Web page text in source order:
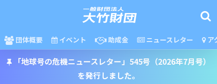
団体概要 イベント 助成金 ニュースレター ア
「地球号の危機ニュースレター」545号（2026年7月号）
を発行しました。